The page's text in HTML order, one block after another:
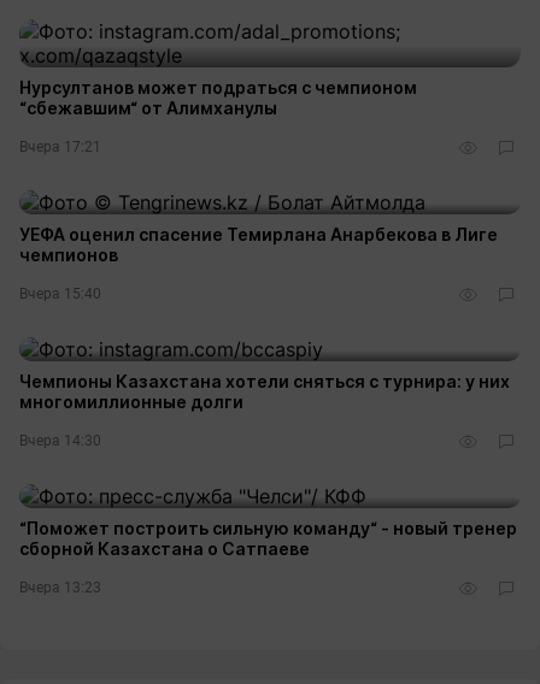
Нурсултанов может подраться с чемпионом
“сбежавшим“ от Алимханулы
Вчера 17:21
УЕФА оценил спасение Темирлана Анарбекова в Лиге
чемпионов
Вчера 15:40
Чемпионы Казахстана хотели сняться с турнира: у них
многомиллионные долги
Вчера 14:30
“Поможет построить сильную команду“ - новый тренер
сборной Казахстана о Сатпаеве
Вчера 13:23